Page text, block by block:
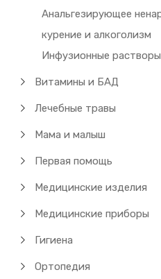
курение и алкоголизм
Инфузионные растворы
Витамины и БАД
Лечебные травы
Мама и малыш
Первая помощь
Медицинские изделия
Медицинские приборы
Гигиена
Ортопедия